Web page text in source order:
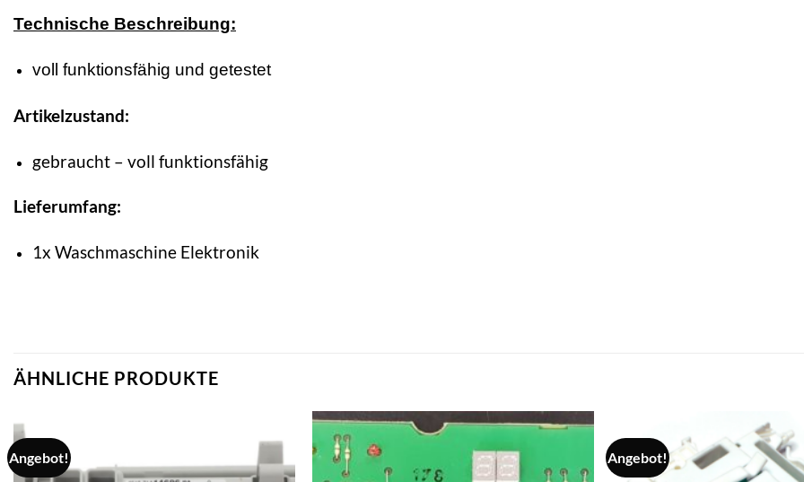
Technische Beschreibung:
voll funktionsfähig und getestet
Artikelzustand:
gebraucht – voll funktionsfähig
Lieferumfang:
1x Waschmaschine Elektronik
ÄHNLICHE PRODUKTE
Angebot! Angebot!